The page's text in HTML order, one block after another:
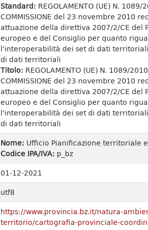
Standard: REGOLAMENTO (UE) N. 1089/
COMMISSIONE del 23 novembre 2010
attuazione della direttiva 2007/2/CE del
europeo e del Consiglio per quanto
l'interoperabilità dei set di dati
di dati territoriali
Titolo: REGOLAMENTO (UE) N. 1089/
COMMISSIONE del 23 novembre 2010
attuazione della direttiva 2007/2/CE del
europeo e del Consiglio per quanto
l'interoperabilità dei set di dati
di dati territoriali
Nome: Ufficio Pianificazione territoriale
Codice IPA/IVA: p_bz
01-12-2021
utf8
https://www.provincia.bz.it/natura-
territorio/cartografia-provinciale-